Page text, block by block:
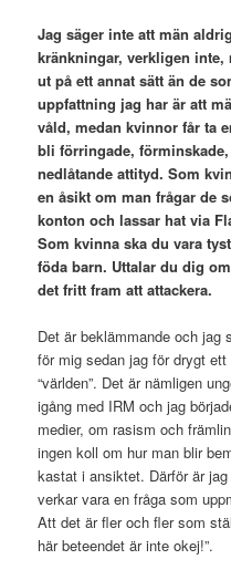
Jag säger inte att män
kränkningar, verkligen
ut på ett annat sätt än de
uppfattning jag har är att
våld, medan kvinnor får ta
bli förringade,
nedlåtande attityd. Som
en åsikt om man frågar de
konton och lassar hat via
Som kvinna ska du vara
föda barn. Uttalar du dig
det fritt fram att attackera.
Det är beklämmande och
för mig sedan jag för drygt
“världen”. Det är nämligen
igång med IRM och jag
medier, om rasism och
ingen koll om hur man blir
kastat i ansiktet. Därför är
verkar vara en fråga som
Att det är fler och fler som
här beteendet är inte okej!”.